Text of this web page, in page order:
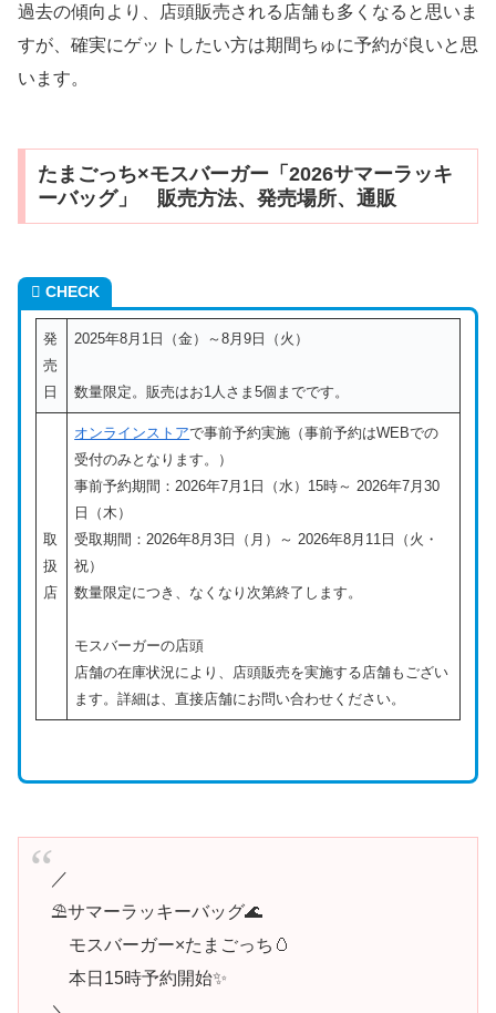
過去の傾向より、店頭販売される店舗も多くなると思いま
すが、確実にゲットしたい方は期間ちゅに予約が良いと思
います。
たまごっち×モスバーガー「2026サマーラッキ
ーバッグ」 販売方法、発売場所、通販
CHECK
発
売
日
2025年8月1日（金）～8月9日（火）
数量限定。販売はお1人さま5個までです。
取
扱
店
オンラインストアで事前予約実施（事前予約はWEBでの
受付のみとなります。）
事前予約期間：2026年7月1日（水）15時～ 2026年7月30
日（木）
受取期間：2026年8月3日（月）～ 2026年8月11日（火・
祝）
数量限定につき、なくなり次第終了します。
モスバーガーの店頭
店舗の在庫状況により、店頭販売を実施する店舗もござい
ます。詳細は、直接店舗にお問い合わせください。
／
⛱サマーラッキーバッグ🌊
モスバーガー×たまごっち🥚
本日15時予約開始✨